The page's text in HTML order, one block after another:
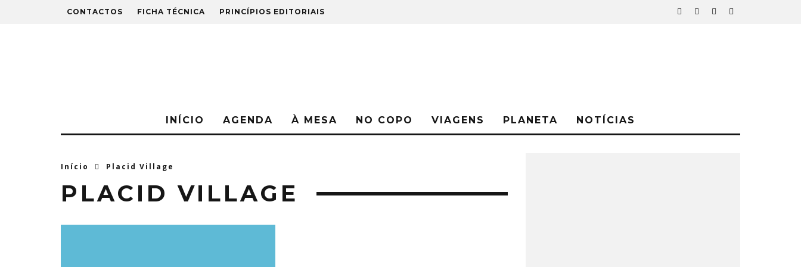
CONTACTOS FICHA TÉCNICA PRINCÍPIOS EDITORIAIS
INÍCIO AGENDA À MESA NO COPO VIAGENS PLANETA NOTÍCIAS
Início Placid Village
PLACID VILLAGE